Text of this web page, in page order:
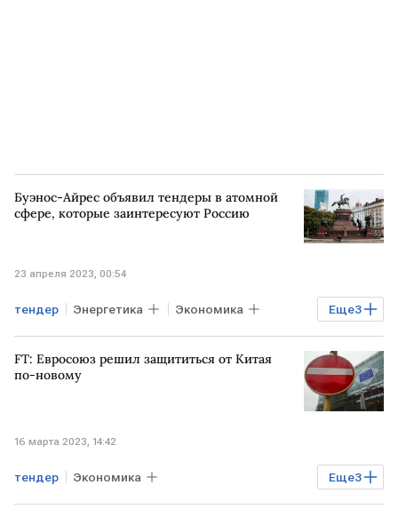
Буэнос-Айрес объявил тендеры в атомной
сфере, которые заинтересуют Россию
23 апреля 2023, 00:54
Еще3
тендер Энергетика Экономика
Мировая экономика АРГЕНТИНА
атом
FT: Евросоюз решил защититься от Китая
по-новому
16 марта 2023, 14:42
Еще3
тендер Экономика
Мировая экономика ЕС КИТАЙ